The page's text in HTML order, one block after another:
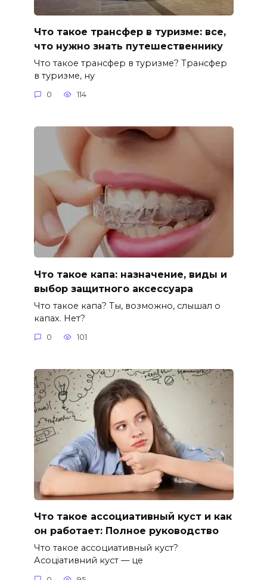
Что такое трансфер в туризме: все,
что нужно знать путешественнику
Что такое трансфер в туризме? Трансфер
в туризме, ну
0 114
Что такое капа: назначение, виды и
выбор защитного аксессуара
Что такое капа? Ты, возможно, слышал о
капах. Нет?
0 101
Что такое ассоциативный куст и как
он работает: Полное руководство
Что такое ассоциативный куст?
Асоціативний куст — це